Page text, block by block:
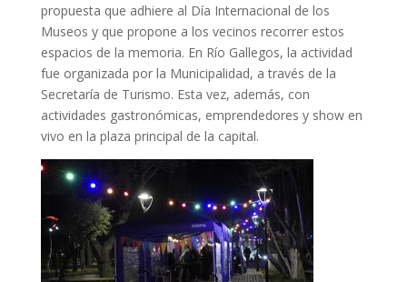
propuesta que adhiere al Día Internacional de los
Museos y que propone a los vecinos recorrer estos
espacios de la memoria. En Río Gallegos, la actividad
fue organizada por la Municipalidad, a través de la
Secretaría de Turismo. Esta vez, además, con
actividades gastronómicas, emprendedores y show en
vivo en la plaza principal de la capital.